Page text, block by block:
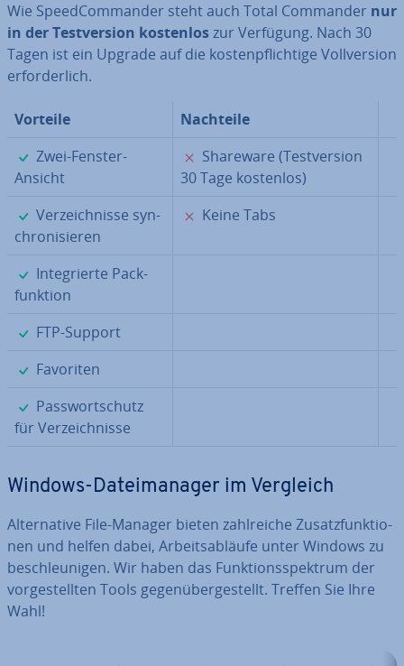
Wie Speed­Com­man­der steht auch Total Commander nur
in der Test­ver­si­on kostenloszur Verfügung. Nach 30
Tagen ist ein Upgrade auf die kos­ten­pflich­ti­ge Voll­ver­si­on
er­for­der­lich.
Vorteile
Nachteile
✓
Zwei-Fenster-
Ansicht
✗
Shareware (Test­ver­si­on
30 Tage kostenlos)
✓
Ver­zeich­nis­se syn­
chro­ni­sie­ren
✗
Keine Tabs
✓
In­te­grier­te Pack­
funk­ti­on
✓
FTP-Support
✓
Favoriten
✓
Pass­wort­schutz
für Ver­zeich­nis­se
Windows-Da­tei­ma­na­ger im Vergleich
Al­ter­na­ti­ve File-Manager bieten zahl­rei­che Zu­satz­funk­tio­
nen und helfen dabei, Ar­beits­ab­läu­fe unter Windows zu
be­schleu­ni­gen. Wir haben das Funk­ti­ons­spek­trum der
vor­ge­stell­ten Tools ge­gen­über­ge­stellt. Treffen Sie Ihre
Wahl!